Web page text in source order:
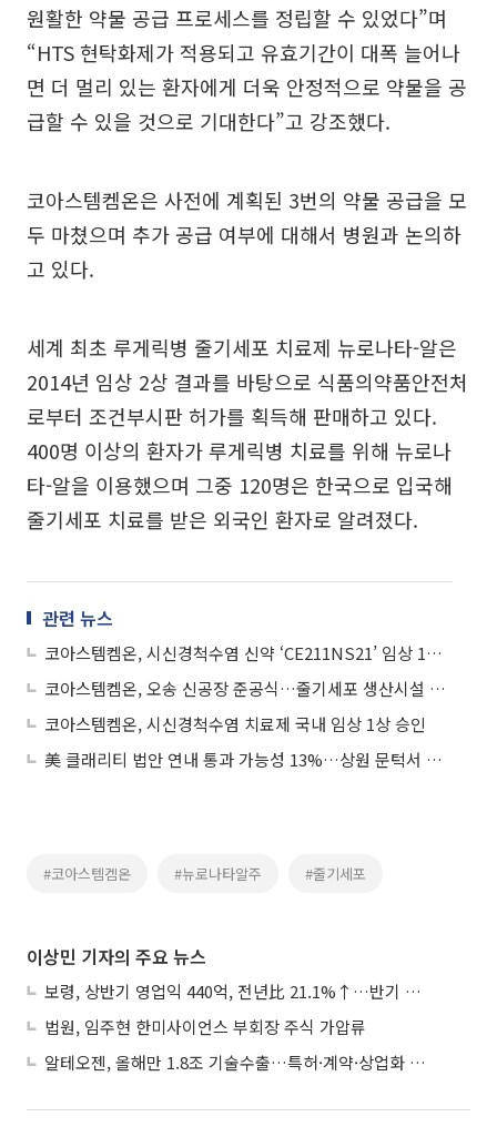
원활한 약물 공급 프로세스를 정립할 수 있었다”며
“HTS 현탁화제가 적용되고 유효기간이 대폭 늘어나
면 더 멀리 있는 환자에게 더욱 안정적으로 약물을 공
급할 수 있을 것으로 기대한다”고 강조했다.
코아스템켐온은 사전에 계획된 3번의 약물 공급을 모
두 마쳤으며 추가 공급 여부에 대해서 병원과 논의하
고 있다.
세계 최초 루게릭병 줄기세포 치료제 뉴로나타-알은
2014년 임상 2상 결과를 바탕으로 식품의약품안전처
로부터 조건부시판 허가를 획득해 판매하고 있다.
400명 이상의 환자가 루게릭병 치료를 위해 뉴로나
타-알을 이용했으며 그중 120명은 한국으로 입국해
줄기세포 치료를 받은 외국인 환자로 알려졌다.
관련 뉴스
코아스템켐온, 시신경척수염 신약 ‘CE211NS21’ 임상 1상 연내 개시
코아스템켐온, 오송 신공장 준공식…줄기세포 생산시설 확충
코아스템켐온, 시신경척수염 치료제 국내 임상 1상 승인
美 클래리티 법안 연내 통과 가능성 13%…상원 문턱서 제동
#코아스템켐온 #뉴로나타알주 #줄기세포
이상민 기자의 주요 뉴스
보령, 상반기 영업익 440억, 전년比 21.1%↑…반기 역대 최대
법원, 임주현 한미사이언스 부회장 주식 가압류
알테오젠, 올해만 1.8조 기술수출…특허·계약·상업화 ‘삼박자’